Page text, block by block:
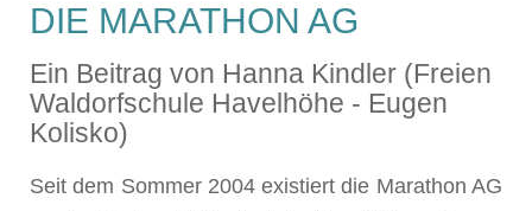
DIE MARATHON AG
Ein Beitrag von Hanna Kindler (Freien
Waldorfschule Havelhöhe - Eugen
Kolisko)
Seit dem Sommer 2004 existiert die Marathon AG